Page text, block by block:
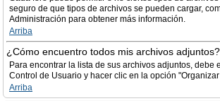
seguro de que tipos de archivos se pueden cargar,
Administración para obtener más información.
Arriba
¿Cómo encuentro todos mis archivos adjuntos?
Para encontrar la lista de sus archivos adjuntos, debe
Control de Usuario y hacer clic en la opción
Arriba